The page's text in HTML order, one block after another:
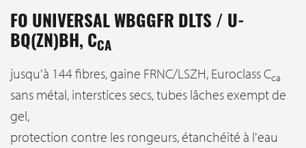
FO UNIVERSAL WBGGFR DLTS / U-
BQ(ZN)BH, CCA
jusqu'à 144 fibres, gaine FRNC/LSZH, Euroclass Cca
sans métal, interstices secs, tubes lâches exempt de
gel,
protection contre les rongeurs, étanchéité à l'eau